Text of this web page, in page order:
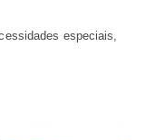
especiais,